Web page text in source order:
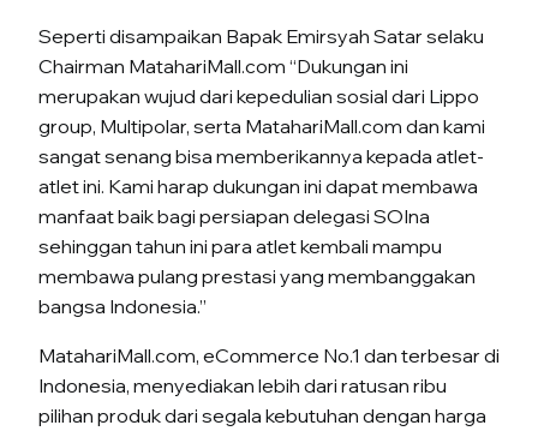
Seperti disampaikan Bapak Emirsyah Satar selaku
Chairman MatahariMall.com “Dukungan ini
merupakan wujud dari kepedulian sosial dari Lippo
group, Multipolar, serta MatahariMall.com dan kami
sangat senang bisa memberikannya kepada atlet-
atlet ini. Kami harap dukungan ini dapat membawa
manfaat baik bagi persiapan delegasi SOIna
sehinggan tahun ini para atlet kembali mampu
membawa pulang prestasi yang membanggakan
bangsa Indonesia.”
MatahariMall.com, eCommerce No.1 dan terbesar di
Indonesia, menyediakan lebih dari ratusan ribu
pilihan produk dari segala kebutuhan dengan harga